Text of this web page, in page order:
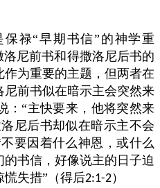
禄“早期书信”的神学重
洛尼前书和得撒洛尼后书的
为重要的主题，但两者在
前书似在暗示主会突然来
：“主快要来，他将突然来
尼后书却似在暗示主不会
要因着什么神恩，或什么
书信，好像说主的日子迫
失措”（得后2:1-2）